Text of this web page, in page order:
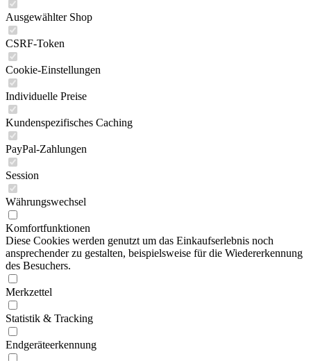
Ausgewählter Shop
CSRF-Token
Cookie-Einstellungen
Individuelle Preise
Kundenspezifisches Caching
PayPal-Zahlungen
Session
Währungswechsel
Komfortfunktionen
Diese Cookies werden genutzt um das Einkaufserlebnis noch
ansprechender zu gestalten, beispielsweise für die Wiedererkennung
des Besuchers.
Merkzettel
Statistik & Tracking
Endgeräteerkennung